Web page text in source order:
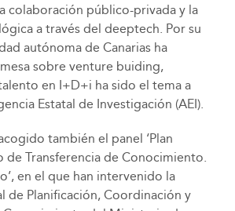
colaboración público-privada y la
a través del deeptech. Por su
autónoma de Canarias ha
sobre venture buiding,
en I+D+i ha sido el tema a
Estatal de Investigación (AEI).
también el panel ‘Plan
de Transferencia de Conocimiento.
en el que han intervenido la
de Planificación, Coordinación y